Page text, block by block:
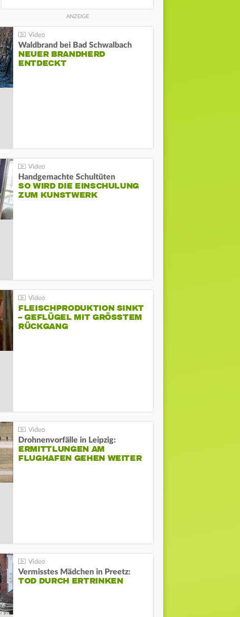
Waldbrand bei Bad Schwalbach
NEUER BRANDHERD
ENTDECKT
Handgemachte Schultüten
SO WIRD DIE EINSCHULUNG
ZUM KUNSTWERK
FLEISCHPRODUKTION SINKT
– GEFLÜGEL MIT GRÖSSTEM R
ÜCKGANG
Drohnenvorfälle in Leipzig:
ERMITTLUNGEN AM
FLUGHAFEN GEHEN WEITER
Vermisstes Mädchen in Preetz:
TOD DURCH ERTRINKEN